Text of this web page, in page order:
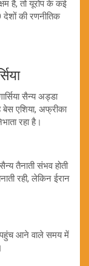
है, तो यूरोप के कई
की रणनीतिक
सैन्य अड्डा
एशिया, अफ्रीका
रहा है।
तैनाती संभव होती
रही, लेकिन ईरान
पहुंच आने वाले समय में